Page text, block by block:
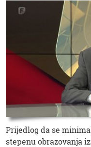
Prijedlog da se
stepenu obrazovanja